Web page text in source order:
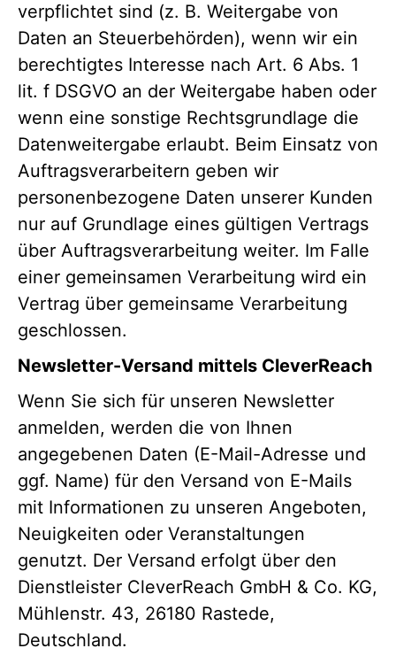
verpflichtet sind (z. B. Weitergabe von
Daten an Steuerbehörden), wenn wir ein
berechtigtes Interesse nach Art. 6 Abs. 1
lit. f DSGVO an der Weitergabe haben oder
wenn eine sonstige Rechtsgrundlage die
Datenweitergabe erlaubt. Beim Einsatz von
Auftragsverarbeitern geben wir
personenbezogene Daten unserer Kunden
nur auf Grundlage eines gültigen Vertrags
über Auftragsverarbeitung weiter. Im Falle
einer gemeinsamen Verarbeitung wird ein
Vertrag über gemeinsame Verarbeitung
geschlossen.
Newsletter-Versand mittels CleverReach
Wenn Sie sich für unseren Newsletter
anmelden, werden die von Ihnen
angegebenen Daten (E-Mail-Adresse und
ggf. Name) für den Versand von E-Mails
mit Informationen zu unseren Angeboten,
Neuigkeiten oder Veranstaltungen
genutzt. Der Versand erfolgt über den
Dienstleister CleverReach GmbH & Co. KG,
Mühlenstr. 43, 26180 Rastede,
Deutschland.